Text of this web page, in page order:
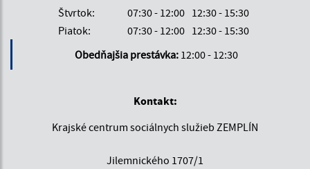
Štvrtok:
07:30 - 12:00 12:30 - 15:30
Piatok:
07:30 - 12:00 12:30 - 15:30
Obedňajšia prestávka: 12:00 - 12:30
Kontakt:
Krajské centrum sociálnych služieb ZEMPLÍN
Jilemnického 1707/1